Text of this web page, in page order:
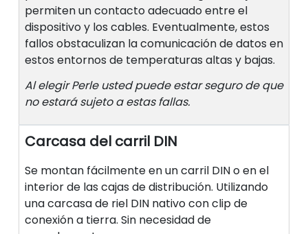
permiten un contacto adecuado entre el
dispositivo y los cables. Eventualmente, estos
fallos obstaculizan la comunicación de datos en
estos entornos de temperaturas altas y bajas.
Al elegir Perle usted puede estar seguro de que
no estará sujeto a estas fallas.
Carcasa del carril DIN
Se montan fácilmente en un carril DIN o en el
interior de las cajas de distribución. Utilizando
una carcasa de riel DIN nativo con clip de
conexión a tierra. Sin necesidad de